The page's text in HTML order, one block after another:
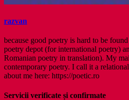
razvan
because good poetry is hard to be
poetry depot (for international poetry)
Romanian poetry in translation). My
contemporary poetry. I call it a
about me here: https://poetic.ro
Servicii verificate și confirmate